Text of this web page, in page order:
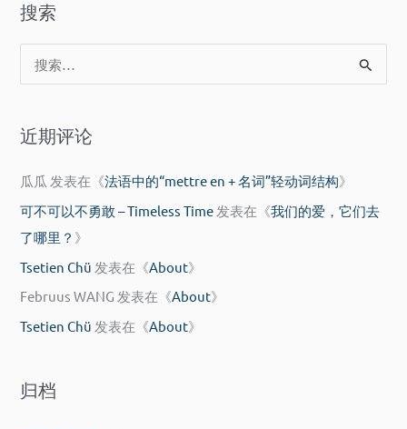
原
则”
语
翻
译
“本
着……
英
翻
译
搜索
索
近期评论
瓜瓜 发表在《法语中的“mettre en + 名词”轻动词结构》
可不可以不勇敢 – Timeless Time 发表在《我们的爱，它们去
了哪里？ 》
Tsetien Chü 发表在《About》
Februus WANG 发表在《About》
Tsetien Chü 发表在《About》
归档